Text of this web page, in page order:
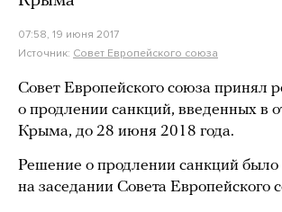
07:58, 19 июня 2017
Источник: Совет Европейского союза
Совет Европейского союза принял
о продлении санкций, введенных в
Крыма, до 28 июня 2018 года.
Решение о продлении санкций было
на заседании Совета Европейского